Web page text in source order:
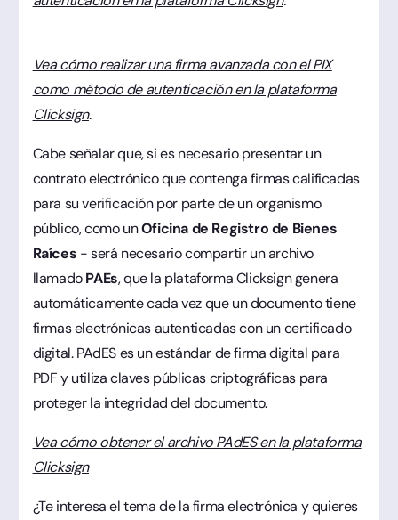
Vea cómo realizar una firma avanzada con el PIX
como método de autenticación en la plataforma
Clicksign.
Cabe señalar que, si es necesario presentar un
contrato electrónico que contenga firmas calificadas
para su verificación por parte de un organismo
público, como unOficina de Registro de Bienes
Raíces - será necesario compartir un archivo
llamadoPAEs, que la plataforma Clicksign genera
automáticamente cada vez que un documento tiene
firmas electrónicas autenticadas con un certificado
digital. PAdES es un estándar de firma digital para
PDF y utiliza claves públicas criptográficas para
proteger la integridad del documento.
Vea cómo obtener el archivo PAdES en la plataforma
Clicksign
¿Te interesa el tema de la firma electrónica y quieres